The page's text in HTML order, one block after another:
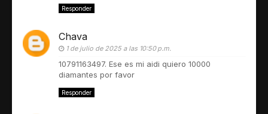
Responder
Chava
1 de julio de 2025 a las 10:50 p.m.
10791163497. Ese es mi aidi quiero 10000
diamantes por favor
Responder